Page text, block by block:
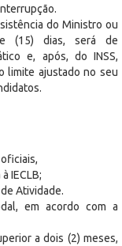
do Ministro ou
(15) dias, será de
e, após, do INSS,
limite ajustado no seu
IECLB;
Atividade.
em acordo com a
a dois (2) meses,